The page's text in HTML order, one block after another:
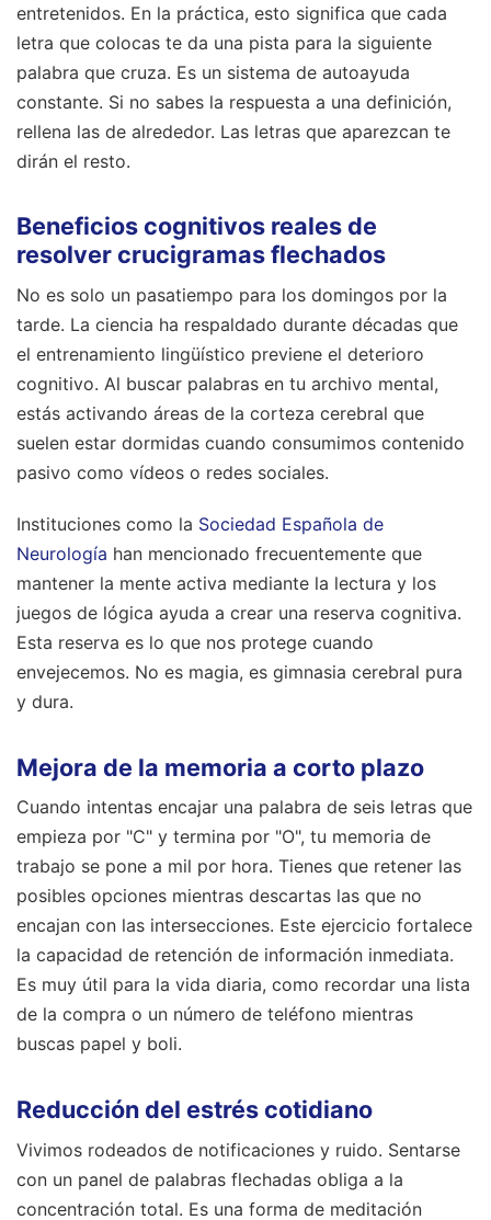
entretenidos. En la práctica, esto significa que cada
letra que colocas te da una pista para la siguiente
palabra que cruza. Es un sistema de autoayuda
constante. Si no sabes la respuesta a una definición,
rellena las de alrededor. Las letras que aparezcan te
dirán el resto.
Beneficios cognitivos reales de
resolver crucigramas flechados
No es solo un pasatiempo para los domingos por la
tarde. La ciencia ha respaldado durante décadas que
el entrenamiento lingüístico previene el deterioro
cognitivo. Al buscar palabras en tu archivo mental,
estás activando áreas de la corteza cerebral que
suelen estar dormidas cuando consumimos contenido
pasivo como vídeos o redes sociales.
Instituciones como la Sociedad Española de
Neurología han mencionado frecuentemente que
mantener la mente activa mediante la lectura y los
juegos de lógica ayuda a crear una reserva cognitiva.
Esta reserva es lo que nos protege cuando
envejecemos. No es magia, es gimnasia cerebral pura
y dura.
Mejora de la memoria a corto plazo
Cuando intentas encajar una palabra de seis letras que
empieza por "C" y termina por "O", tu memoria de
trabajo se pone a mil por hora. Tienes que retener las
posibles opciones mientras descartas las que no
encajan con las intersecciones. Este ejercicio fortalece
la capacidad de retención de información inmediata.
Es muy útil para la vida diaria, como recordar una lista
de la compra o un número de teléfono mientras
buscas papel y boli.
Reducción del estrés cotidiano
Vivimos rodeados de notificaciones y ruido. Sentarse
con un panel de palabras flechadas obliga a la
concentración total. Es una forma de meditación